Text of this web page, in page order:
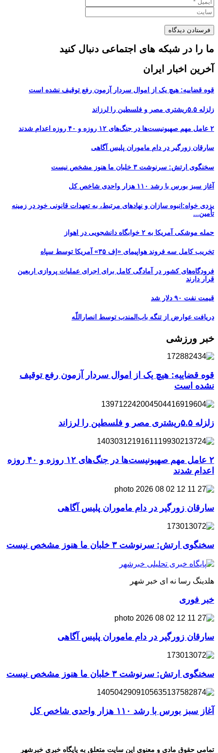
ما را در شبکه های اجتماعی دنبال کنید
آخرین اخبار ایران
قوه قضاییه: هیچ یک از اموال سردار آزمون رفع توقیف نشده است
زلزله ۵.۵ریشتری مصر و فلسطین را لرزاند
۲ عامل مهم صهیونیست‌ها در جنگ‌های ۱۲ روزه و ۴۰ روزه اعدام شدند
سارقان زورگیر در دام ماموران پلیس آگاهی
سخنگوی ارتش: سرنوشت ۳ خلبان ما هنوز مشخص نیست
آغاز سبز بورس با رشد ۱۱۰ هزار واحدی شاخص کل
یزدی خواه:انبوه سازان و نهادهای مرتبط، به تعهدات قانونی خود در زمینه
تأمین...
حمله موشکی آمریکا به ۲ خوابگاه دانشجویی در اهواز
تخریب کامل سه فروند هواپیمای «اِف ۳۵» آمریکا توسط سپاه
فرودگاه‌های کشور در آمادگی کامل برای اجرای عملیات پروازی اربعین
قرار دارند
قیمت نفت ۹۰ دلار شد
دریافت عوارض از تنگه باب‌المندب توسط انصاراللّه
خبر ورزشی
قوه قضاییه: هیچ یک از اموال سردار آزمون رفع توقیف
نشده است
زلزله ۵.۵ریشتری مصر و فلسطین را لرزاند
۲ عامل مهم صهیونیست‌ها در جنگ‌های ۱۲ روزه و ۴۰ روزه
اعدام شدند
سارقان زورگیر در دام ماموران پلیس آگاهی
سخنگوی ارتش: سرنوشت ۳ خلبان ما هنوز مشخص نیست
هلدینگ رسا نه ای خبر شهر
خبر فوری
سارقان زورگیر در دام ماموران پلیس آگاهی
سخنگوی ارتش: سرنوشت ۳ خلبان ما هنوز مشخص نیست
آغاز سبز بورس با رشد ۱۱۰ هزار واحدی شاخص کل
تمامی حقوق مادی و معنوی این سایت متعلق به پایگاه خبری خبرشهر